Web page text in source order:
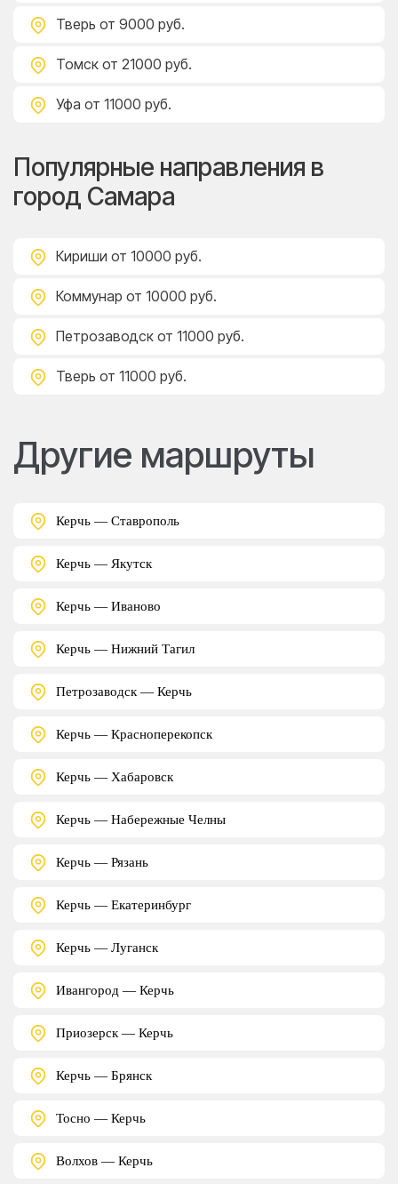
Тверь от 9000 руб.
Томск от 21000 руб.
Уфа от 11000 руб.
Популярные направления в
город Самара
Кириши от 10000 руб.
Коммунар от 10000 руб.
Петрозаводск от 11000 руб.
Тверь от 11000 руб.
Другие маршруты
Керчь — Ставрополь
Керчь — Якутск
Керчь — Иваново
Керчь — Нижний Тагил
Петрозаводск — Керчь
Керчь — Красноперекопск
Керчь — Хабаровск
Керчь — Набережные Челны
Керчь — Рязань
Керчь — Екатеринбург
Керчь — Луганск
Ивангород — Керчь
Приозерск — Керчь
Керчь — Брянск
Тосно — Керчь
Волхов — Керчь